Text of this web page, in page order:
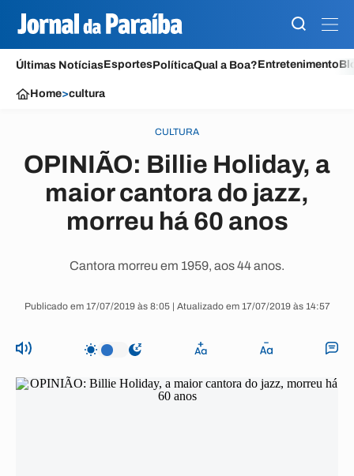
Últimas NotíciasEsportesPolíticaQual a Boa?Entretenimento
Home>cultura
CULTURA
OPINIÃO: Billie Holiday, a
maior cantora do jazz,
morreu há 60 anos
Cantora morreu em 1959, aos 44 anos.
Publicado em 17/07/2019 às 8:05 | Atualizado em 17/07/2019 às 14:57